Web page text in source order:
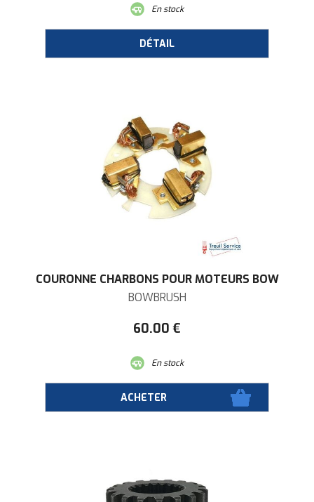
En stock
COURONNE CHARBONS POUR MOTEURS BOW
BOWBRUSH
60.00 €
En stock